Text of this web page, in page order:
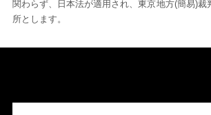
関わらず、日本法が適用され、東京地方(簡易)裁
所とします。